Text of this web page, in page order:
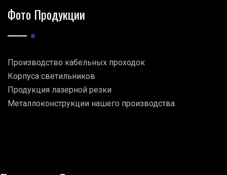
Фото Продукции
Производство кабельных проходок
Корпуса светильников
Продукция лазерной резки
Металлоконструкции нашего производства